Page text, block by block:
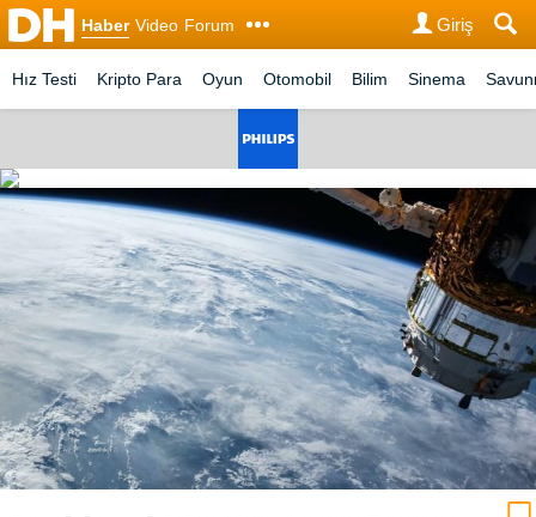
Haber Video Forum Giriş
Hız Testi Kripto Para Oyun Otomobil Bilim Sinema